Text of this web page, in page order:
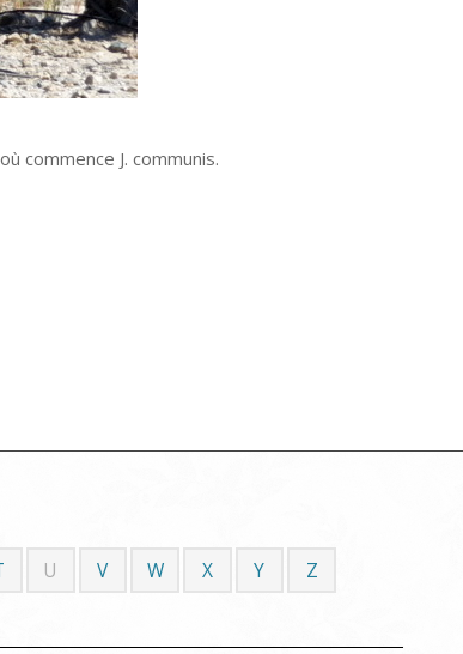
commence J. communis.
U V W X Y Z